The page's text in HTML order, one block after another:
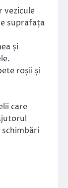
vezicule
suprafața
și
roșii și
care